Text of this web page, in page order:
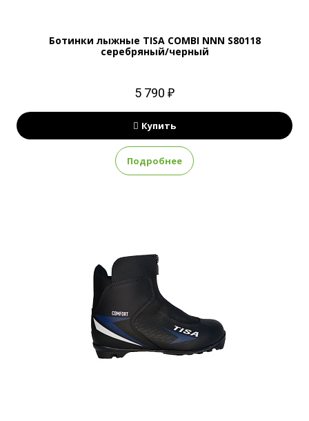
Ботинки лыжные TISA COMBI NNN S80118
серебряный/черный
5 790 ₽
Купить
Подробнее